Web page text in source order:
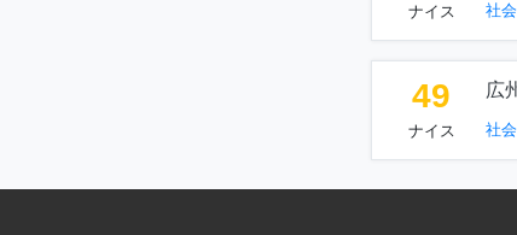
ナイス 社会
49
ナイス
広
社会